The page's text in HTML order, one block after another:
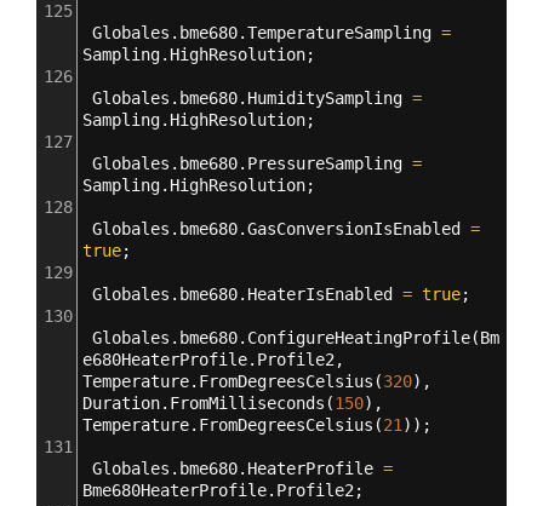
125
Globales . bme680.TemperatureSampling =
Sampling. HighResolution;
126
Globales . bme680. HumiditySampling =
Sampling. HighResolution;
127
Globales . bme680. PressureSampling =
Sampling. HighResolution;
128
Globales . bme680.GasConversionIsEnabled
=
true;
129
Globales . bme680. HeaterIsEnabled = true;
130
Globales . bme680. ConfigureHeatingProfile(Bm
e680HeaterProfile. Profile2
Temperature. FromDegreesCelsius (320
Duration. FromMilliseconds (150
Temperature. FromDegreesCelsius (21));
131
Globales . bme680. HeaterProfile =
Bme680HeaterProfile. Profile2;